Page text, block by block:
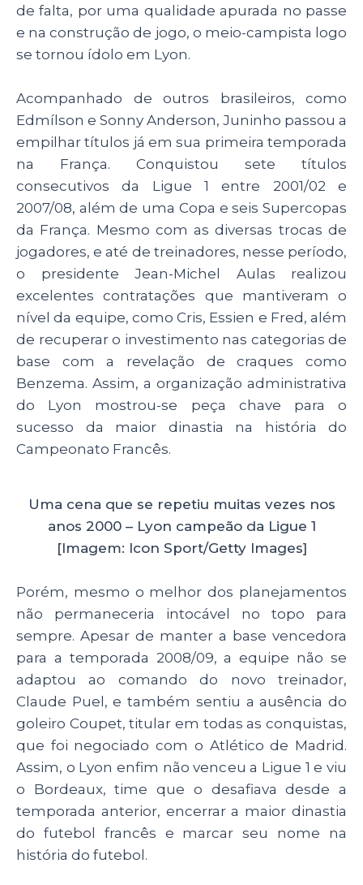
de falta, por uma qualidade apurada no passe
e na construção de jogo, o meio-campista logo
se tornou ídolo em Lyon.
Acompanhado de outros brasileiros, como
Edmílson e Sonny Anderson, Juninho passou a
empilhar títulos já em sua primeira temporada
na França. Conquistou sete títulos
consecutivos da Ligue 1 entre 2001/02 e
2007/08, além de uma Copa e seis Supercopas
da França. Mesmo com as diversas trocas de
jogadores, e até de treinadores, nesse período,
o presidente Jean-Michel Aulas realizou
excelentes contratações que mantiveram o
nível da equipe, como Cris, Essien e Fred, além
de recuperar o investimento nas categorias de
base com a revelação de craques como
Benzema. Assim, a organização administrativa
do Lyon mostrou-se peça chave para o
sucesso da maior dinastia na história do
Campeonato Francês.
Uma cena que se repetiu muitas vezes nos
anos 2000 – Lyon campeão da Ligue 1
[Imagem: Icon Sport/Getty Images]
Porém, mesmo o melhor dos planejamentos
não permaneceria intocável no topo para
sempre. Apesar de manter a base vencedora
para a temporada 2008/09, a equipe não se
adaptou ao comando do novo treinador,
Claude Puel, e também sentiu a ausência do
goleiro Coupet, titular em todas as conquistas,
que foi negociado com o Atlético de Madrid.
Assim, o Lyon enfim não venceu a Ligue 1 e viu
o Bordeaux, time que o desafiava desde a
temporada anterior, encerrar a maior dinastia
do futebol francês e marcar seu nome na
história do futebol.